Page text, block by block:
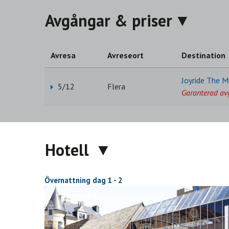
Avgångar & priser
Avresa Avreseort Destination
5/12 Flera
Joyride The
Garanterad
Hotell
Övernattning dag 1 - 2